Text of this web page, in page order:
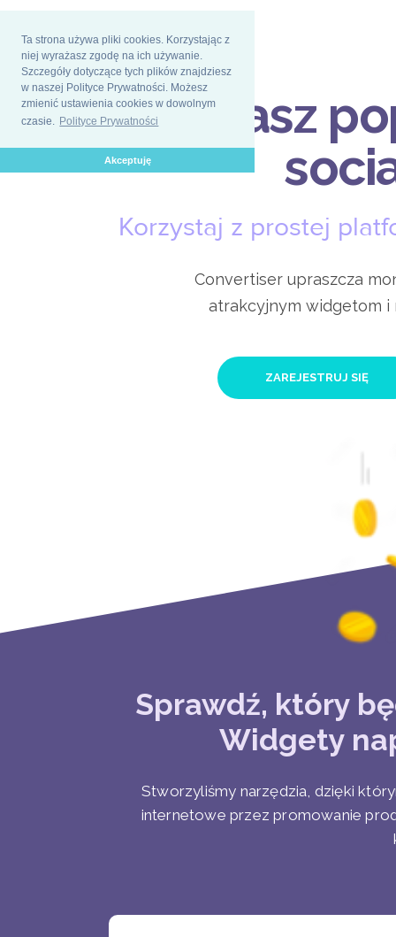
Ta strona używa pliki cookies. Korzystając z
niej wyrażasz zgodę na ich używanie.
Szczegóły dotyczące tych plików znajdziesz
w naszej Polityce Prywatności. Możesz
zmienić ustawienia cookies w dowolnym
czasie. Polityce Prywatności
Akceptuję
Posiadasz
Korzystaj z prostej
Convertiser upraszcza
atrakcyjnym widgetom i
ZAREJESTRUJ SIĘ
Sprawdź, który
Widgety
Stworzyliśmy narzędzia, dzięki
internetowe przez promowanie